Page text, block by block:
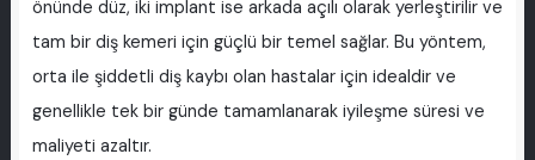
önünde düz, iki implant ise arkada açılı olarak yerleştirilir ve
tam bir diş kemeri için güçlü bir temel sağlar. Bu yöntem,
orta ile şiddetli diş kaybı olan hastalar için idealdir ve
genellikle tek bir günde tamamlanarak iyileşme süresi ve
maliyeti azaltır.